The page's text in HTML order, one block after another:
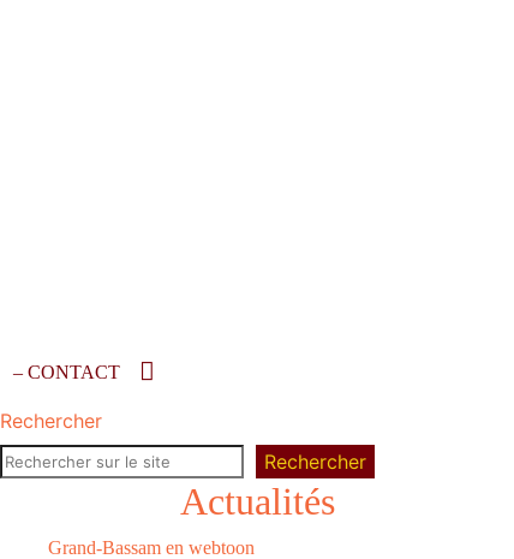
– CONTACT
Rechercher
Rechercher
Actualités
Grand-Bassam en webtoon